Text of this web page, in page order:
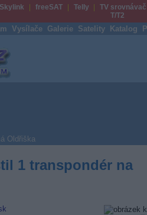
Skylink freeSAT Telly
TV srovnávač
T/T2
Vysílače Galerie Satelity Katalog
Oldřiška
1 transpondér na